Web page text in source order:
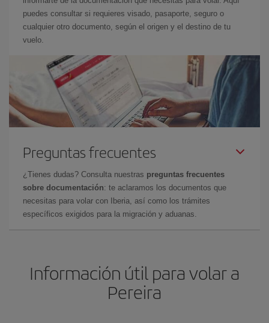
puedes consultar si requieres visado, pasaporte, seguro o
cualquier otro documento, según el origen y el destino de tu
vuelo.
Preguntas frecuentes
¿Tienes dudas? Consulta nuestras preguntas frecuentes
sobre documentación: te aclaramos los documentos que
necesitas para volar con Iberia, así como los trámites
específicos exigidos para la migración y aduanas.
Información útil para volar a
Pereira